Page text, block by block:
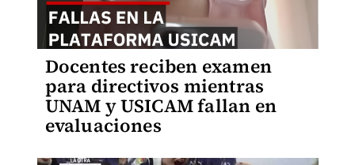
Docentes reciben examen
para directivos mientras
UNAM y USICAM fallan en
evaluaciones